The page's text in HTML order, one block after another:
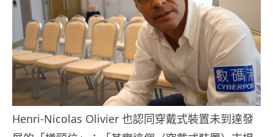
Henri-Nicolas Olivier 也認同穿戴式裝置未到達發